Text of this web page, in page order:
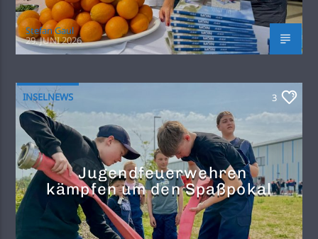
Stefan Gaul
29. JUNI 2026
INSELNEWS 3
Jugendfeuerwehren
kämpfen um den Spaßpokal